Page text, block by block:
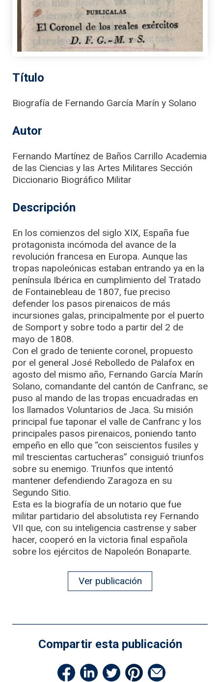
Título
Biografía de Fernando García Marín y Solano
Autor
Fernando Martínez de Baños Carrillo Academia
de las Ciencias y las Artes Militares Sección
Diccionario Biográfico Militar
Descripción
En los comienzos del siglo XIX, España fue
protagonista incómoda del avance de la
revolución francesa en Europa. Aunque las
tropas napoleónicas estaban entrando ya en la
península Ibérica en cumplimiento del Tratado
de Fontainebleau de 1807, fue preciso
defender los pasos pirenaicos de más
incursiones galas, principalmente por el puerto
de Somport y sobre todo a partir del 2 de
mayo de 1808.
Con el grado de teniente coronel, propuesto
por el general José Rebolledo de Palafox en
agosto del mismo año, Fernando García Marín
Solano, comandante del cantón de Canfranc, se
puso al mando de las tropas encuadradas en
los llamados Voluntarios de Jaca. Su misión
principal fue taponar el valle de Canfranc y los
principales pasos pirenaicos, poniendo tanto
empeño en ello que “con seiscientos fusiles y
mil trescientas cartucheras” consiguió triunfos
sobre su enemigo. Triunfos que intentó
mantener defendiendo Zaragoza en su
Segundo Sitio.
Esta es la biografía de un notario que fue
militar partidario del absolutista rey Fernando
VII que, con su inteligencia castrense y saber
hacer, cooperó en la victoria final española
sobre los ejércitos de Napoleón Bonaparte.
Ver publicación
Compartir esta publicación